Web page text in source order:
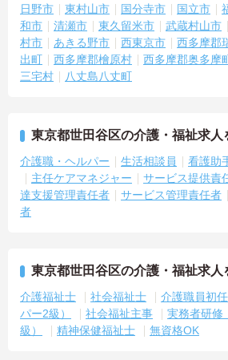
日野市
東村山市 国分寺市 国立市
和市
清瀬市 東久留米市 武蔵村山市
村市
あきる野市 西東京市 西多摩郡
出町
西多摩郡檜原村 西多摩郡奥多摩
三宅村
八丈島八丈町
東京都世田谷区の介護・福祉求人
介護職・ヘルパー 生活相談員 看護助
主任ケアマネジャー
サービス提供責
達支援管理責任者
サービス管理責任者
者
東京都世田谷区の介護・福祉求人
介護福祉士 社会福祉士
介護職員初
パー2級）
社会福祉主事
実務者研修
級）
精神保健福祉士 無資格OK